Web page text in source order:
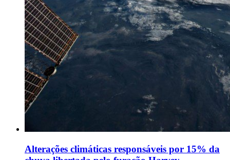
Alterações climáticas responsáveis por 15% da